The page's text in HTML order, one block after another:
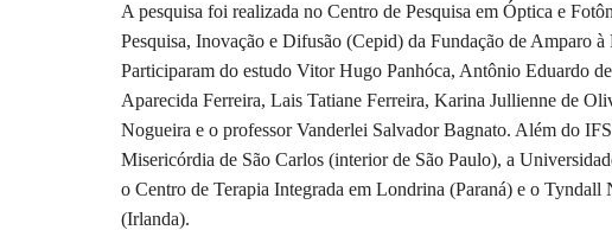
A pesquisa foi realizada no Centro de Pesquisa em Óptica e
Pesquisa, Inovação e Difusão (Cepid) da Fundação de Amparo à
Participaram do estudo Vitor Hugo Panhóca, Antônio Eduardo
Aparecida Ferreira, Lais Tatiane Ferreira, Karina Jullienne de
Nogueira e o professor Vanderlei Salvador Bagnato. Além do
Misericórdia de São Carlos (interior de São Paulo), a
o Centro de Terapia Integrada em Londrina (Paraná) e o
(Irlanda).